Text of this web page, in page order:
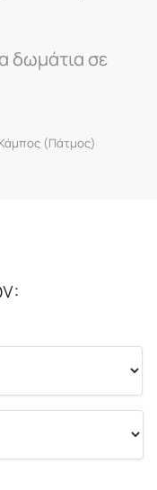
δωμάτια σε
(Πάτμος)